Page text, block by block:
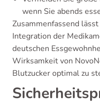
wenn Sie abends
Zusammenfassend
Integration der
deutschen
Wirksamkeit von
Blutzucker optimal zu